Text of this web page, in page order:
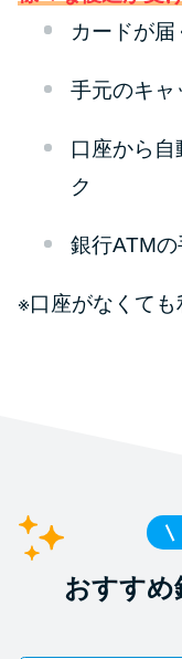
カードが
手元のキャ
口座から
ク
銀行ATM
※口座がなくても
おすすめ